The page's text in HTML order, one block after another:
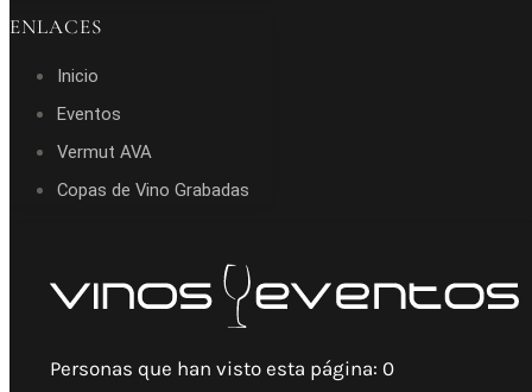
ENLACES
Inicio
Eventos
Vermut AVA
Copas de Vino Grabadas
Personas que han visto esta página: 0